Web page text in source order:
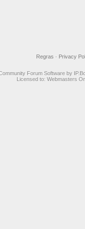
Privacy
Regras ·
Forum Software by
Licensed to: Webmasters